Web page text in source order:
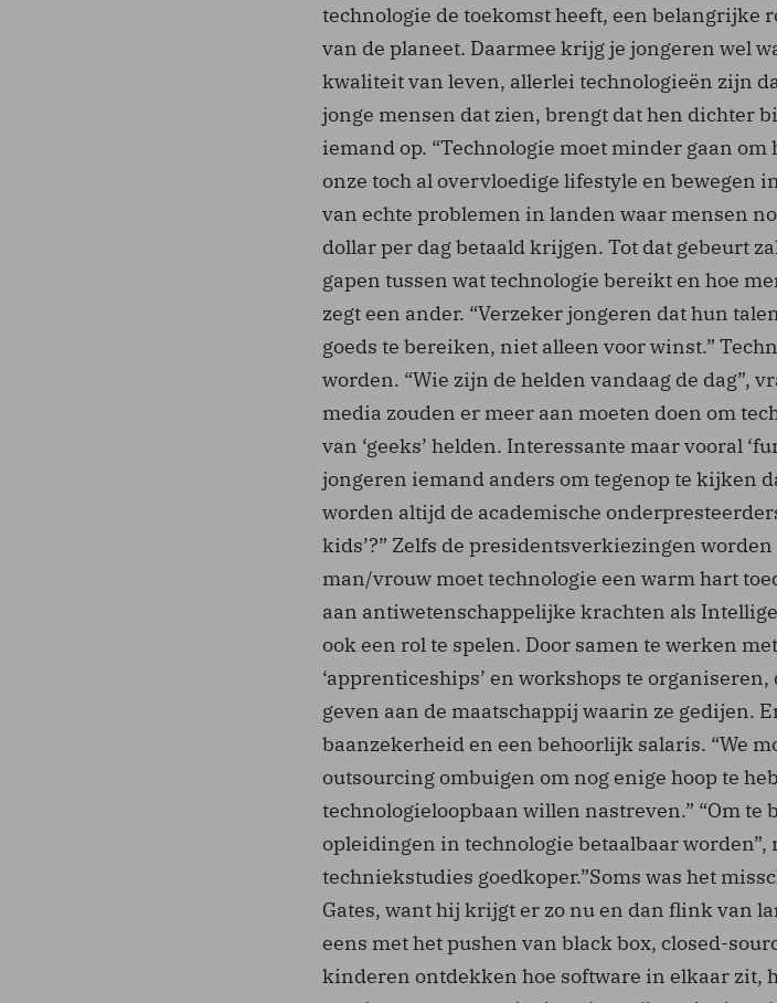
technologie de toekomst heeft, een belangrijke
van de planeet. Daarmee krijg je jongeren wel
kwaliteit van leven, allerlei technologieën zijn
jonge mensen dat zien, brengt dat hen dichter
iemand op. “Technologie moet minder gaan
onze toch al overvloedige lifestyle en bewegen
van echte problemen in landen waar mensen
dollar per dag betaald krijgen. Tot dat gebeurt
gapen tussen wat technologie bereikt en hoe
zegt een ander. “Verzeker jongeren dat hun
goeds te bereiken, niet alleen voor winst.”
worden. “Wie zijn de helden vandaag de dag”,
media zouden er meer aan moeten doen om
van ‘geeks’ helden. Interessante maar vooral
jongeren iemand anders om tegenop te kijken
worden altijd de academische
kids’?” Zelfs de presidentsverkiezingen
man/vrouw moet technologie een warm hart
aan antiwetenschappelijke krachten als
ook een rol te spelen. Door samen te werken
‘apprenticeships’ en workshops te
geven aan de maatschappij waarin ze gedijen.
baanzekerheid en een behoorlijk salaris. “We
outsourcing ombuigen om nog enige hoop te
technologieloopbaan willen nastreven.” “Om te
opleidingen in technologie betaalbaar worden”,
techniekstudies goedkoper.”Soms was het
Gates, want hij krijgt er zo nu en dan flink van
eens met het pushen van black box, closed-
kinderen ontdekken hoe software in elkaar zit,